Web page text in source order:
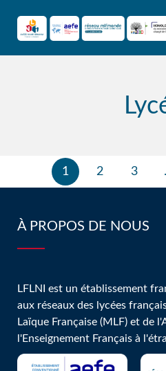
content
Pagination
publications
1 2 3
À PROPOS DE NOUS
LFLNI est un établissement
aux réseaux des lycées
Laïque Française (MLF) et de
l'Enseignement Français à